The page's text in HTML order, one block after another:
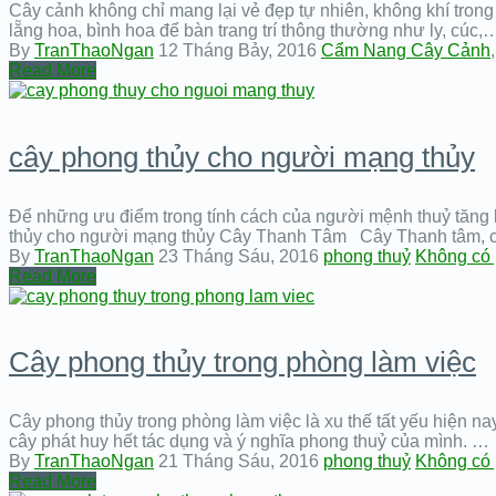
Cây cảnh không chỉ mang lại vẻ đẹp tự nhiên, không khí
lẵng hoa, bình hoa để bàn trang trí thông thường như ly,
By TranThaoNgan 12 Tháng Bảy, 2016 Cẩm Nang Cây Cảnh
Read More
cây phong thủy cho người mạng thủy
Để những ưu điểm trong tính cách của người mệnh thuỷ
thủy cho người mạng thủy Cây Thanh Tâm Cây Thanh tâm,
By TranThaoNgan 23 Tháng Sáu, 2016 phong thuỷ Không có
Read More
Cây phong thủy trong phòng làm việc
Cây phong thủy trong phòng làm việc là xu thế tất yếu hiện
cây phát huy hết tác dụng và ý nghĩa phong thuỷ của mình. …
By TranThaoNgan 21 Tháng Sáu, 2016 phong thuỷ Không có
Read More